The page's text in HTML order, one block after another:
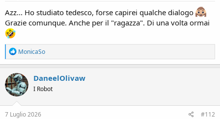
Azz... Ho studiato tedesco, forse capirei qualche dialogo
Grazie comunque. Anche per il "ragazza". Di una volta ormai
R
e
a
c
t
i
o
n
s
MonicaSo
DaneelOlivaw
I Robot
7 Luglio 2026 #112